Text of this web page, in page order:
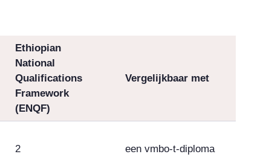
Ethiopian
National
Qualifications
Framework
(ENQF)
Vergelijkbaar met
2 een vmbo-t-diploma